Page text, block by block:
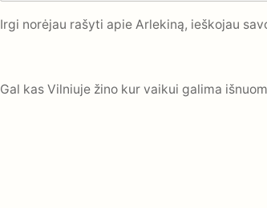
Irgi norėjau rašyti apie Arlekiną, ieškojau
Gal kas Vilniuje žino kur vaikui galima